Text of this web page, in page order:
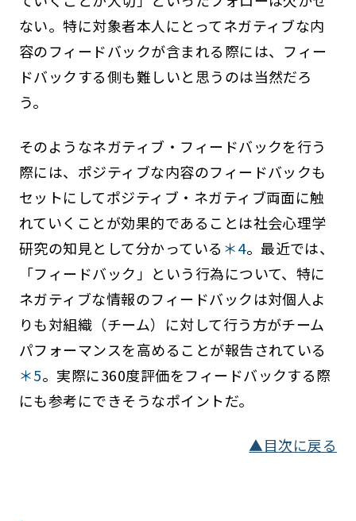
ない。特に対象者本人にとってネガティブな内
容のフィードバックが含まれる際には、フィー
ドバックする側も難しいと思うのは当然だろ
う。
そのようなネガティブ・フィードバックを行う
際には、ポジティブな内容のフィードバックも
セットにしてポジティブ・ネガティブ両面に触
れていくことが効果的であることは社会心理学
研究の知見として分かっている ＊4。最近では、
「フィードバック」という行為について、特に
ネガティブな情報のフィードバックは対個人よ
りも対組織（チーム）に対して行う方がチーム
パフォーマンスを高めることが報告されている
＊5。実際に360度評価をフィードバックする際
にも参考にできそうなポイントだ。
▲目次に戻る